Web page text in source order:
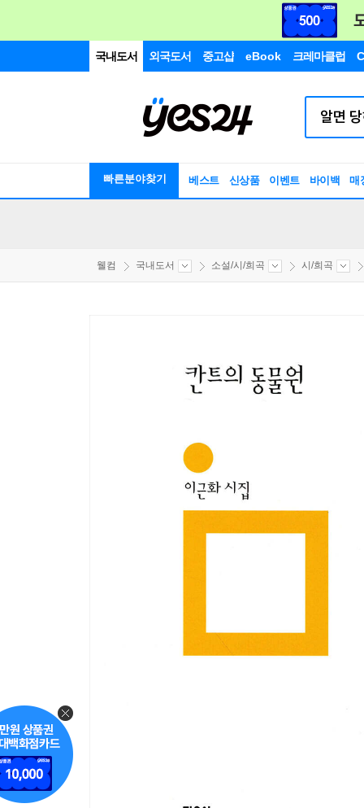
국내도서 외국도서 중고샵 eBook 크레마클럽
빠른분야찾기 베스트 신상품 이벤트 바이백 매
웰컴 국내도서 소설/시/희곡 시/희곡